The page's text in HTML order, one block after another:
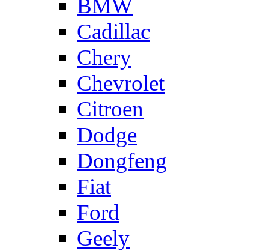
BMW
Cadillac
Chery
Chevrolet
Citroen
Dodge
Dongfeng
Fiat
Ford
Geely